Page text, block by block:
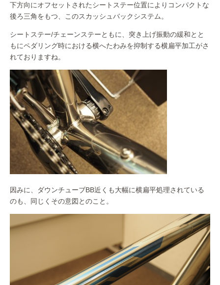
下方向にオフセットされたシートステー位置によりコンパクトな
後ろ三角をもつ、このスカッシュバックシステム。
シートステー/チェーンステーともに、突き上げ振動の緩和とと
もにペダリング時における横へたわみを抑制する横扁平加工がさ
れておりますね。
因みに、ダウンチューブBB近くも大幅に横扁平処理されている
のも、同じくその意図とのこと。